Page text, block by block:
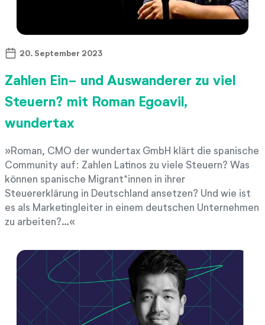
20. September 2023
Zahlen Ein- und Auswanderer zu viel
Steuern? mit Roman Egoavil,
wundertax
Roman, CMO der wundertax GmbH klärt die spanische
Community auf: Zahlen Latinos zu viele Steuern? Was
können spanische Migrant*innen in ihrer
Steuererklärung in Deutschland ansetzen? Und wie ist
es als Marketingleiter in einem deutschen Unternehmen
zu arbeiten?…